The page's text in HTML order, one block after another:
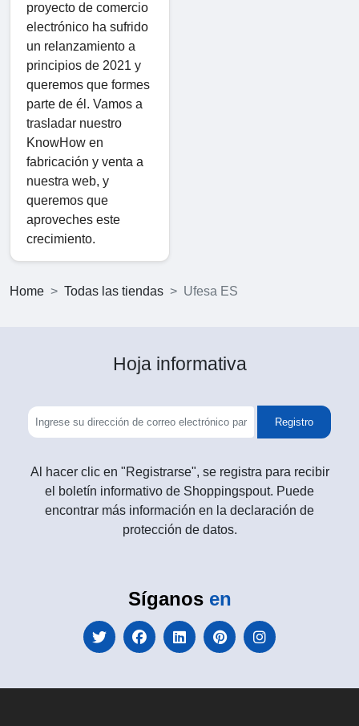
proyecto de comercio
electrónico ha sufrido
un relanzamiento a
principios de 2021 y
queremos que formes
parte de él. Vamos a
trasladar nuestro
KnowHow en
fabricación y venta a
nuestra web, y
queremos que
aproveches este
crecimiento.
Home Todas las tiendas Ufesa ES
Hoja informativa
Registro
Al hacer clic en "Registrarse", se registra para recibir
el boletín informativo de Shoppingspout. Puede
encontrar más información en la declaración de
protección de datos.
Síganos en